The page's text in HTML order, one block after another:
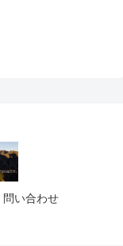
問い合わせ